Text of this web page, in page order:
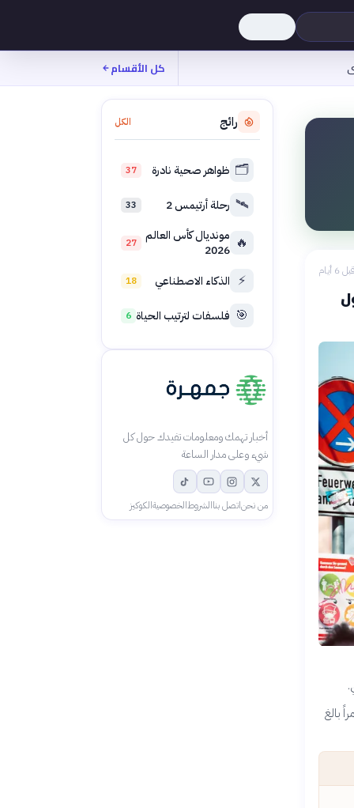
كل الأقسام
قبل 6 أيام
بالغ
رائج الكل
🗂️ ظواهر صحية نادرة 37
🛰️ رحلة أرتيمس 2 33
🔥 مونديال كأس العالم
2026
27
⚡ الذكاء الاصطناعي 18
🎯 فلسفات لترتيب الحياة 6
أخبار تهمك ومعلومات تفيدك حول كل
شيء وعلى مدار الساعة
من نحناتصل بناالشروطالخصوصيةالكوكيز